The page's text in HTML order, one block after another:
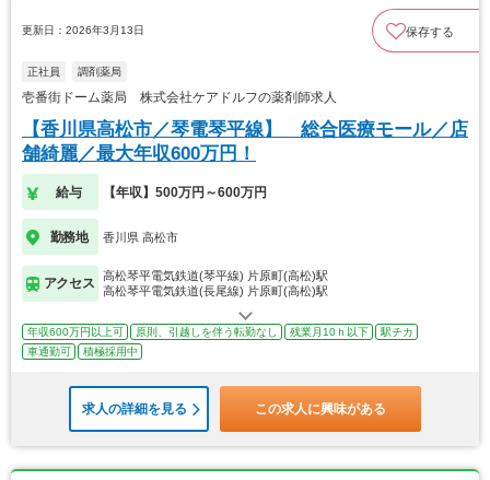
更新日：2026年3月13日 保存する
正社員 調剤薬局
壱番街ドーム薬局 株式会社ケアドルフの薬剤師求人
【香川県高松市／琴電琴平線】 総合医療モール／店
舗綺麗／最大年収600万円！
給与 【年収】500万円～600万円
勤務地 香川県 高松市
アクセス
高松琴平電気鉄道(琴平線) 片原町(高松)駅
高松琴平電気鉄道(長尾線) 片原町(高松)駅
年収600万円以上可 原則、引越しを伴う転勤なし 残業月10ｈ以下
駅チカ
車通勤可
積極採用中
求人の詳細を見る この求人に興味がある